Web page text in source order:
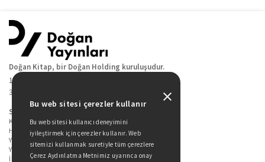
Doğan Kitap, bir Doğan Holding kuruluşudur.
19 Mayıs Cad. Golden Plaza No:1 Kat:10
34360 / Şişli / İstanbul
Sitede Yer Alan Sayfalar
Kitaplarımız
Hakkımızda
Yazarlarımız
Yazar Adayları İçin
İletişim
Bu web sitesi çerezler kullanır
Bu web sitesi kullanıcı deneyimini
iyileştirmek için çerezler kullanır. Web
sitemizi kullanmak suretiyle tüm çerezlere
Çerez Aydınlatma Metnimiz uyarınca onay